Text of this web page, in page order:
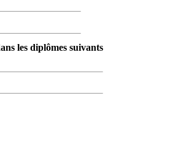
les diplômes suivants